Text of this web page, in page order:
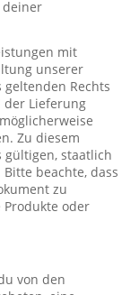
deiner
mit
unserer
Rechts
der Lieferung
Zu diesem
gültigen, staatlich
beachte, dass
zu
oder
von den